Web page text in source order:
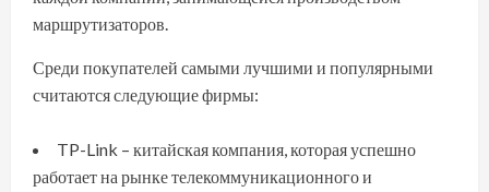
маршрутизаторов.
Среди покупателей самыми лучшими и популярными
считаются следующие фирмы:
TP-Link – китайская компания, которая успешно
работает на рынке телекоммуникационного и